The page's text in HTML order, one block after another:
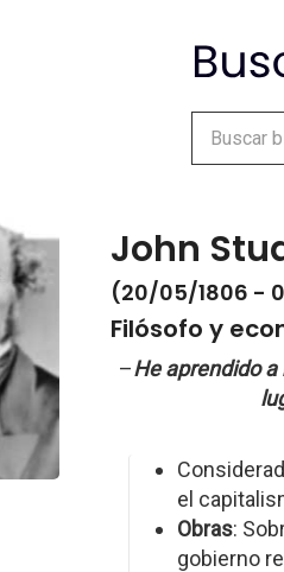
John
(20/05/1806 -
Filósofo y
–He aprendido
el
Obras:
gobierno